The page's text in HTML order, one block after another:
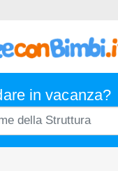
in vacanza?